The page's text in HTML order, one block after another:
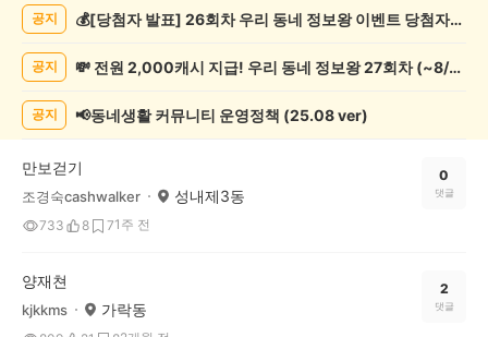
강/
목
공지 💰[당첨자 발표] 26회차 우리 동네 정보왕 이벤트 당첨자를 발표합니다!
공지 💸 전원 2,000캐시 지급! 우리 동네 정보왕 27회차 (~8/10)
공지 📢동네생활 커뮤니티 운영정책 (25.08 ver)
만보걷기
조경숙cashwalker 성내제3동
733 8 71주 전
0
댓글
양재쳔
kjkkms 가락동
2
댓글